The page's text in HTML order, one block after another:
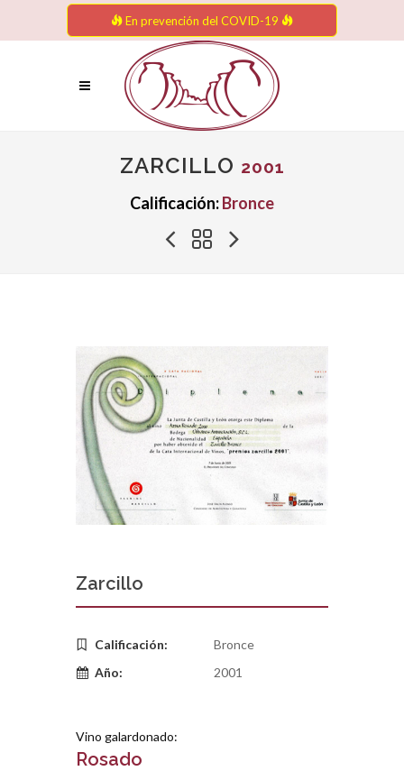
En prevención del COVID-19
ZARCILLO 2001
Calificación:Bronce
Zarcillo
Calificación:
Bronce
Año:
2001
Vino galardonado:
Rosado